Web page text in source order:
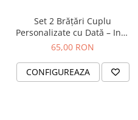
Personalizare
Brelocul poate fi
nume, o dată
sau un mesaj scurt.
Exemple:
Set 2 Brățări Cuplu
Personalizate cu Dată – Inox
Waterproof
65,00 RON
CONFIGUREAZA